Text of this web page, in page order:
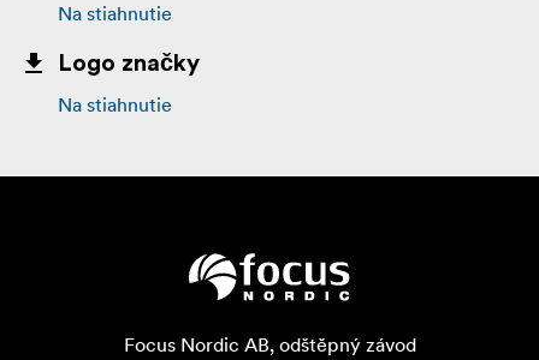
Na stiahnutie
Logo značky
Na stiahnutie
Focus Nordic AB, odštěpný závod